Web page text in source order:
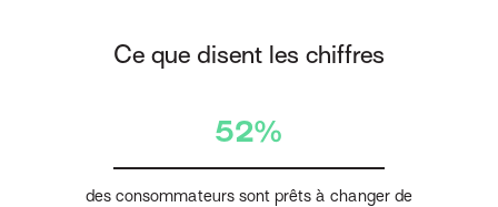
Ce que disent les chiffres
52%
des consommateurs sont prêts à changer de